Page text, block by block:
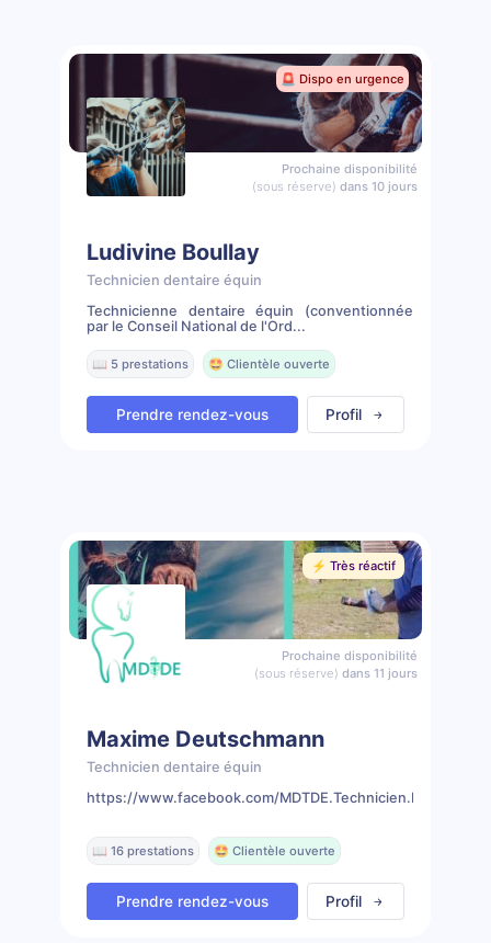
🚨 Dispo en urgence
Prochaine disponibilité
(sous réserve) dans 10 jours
Ludivine Boullay
Technicien dentaire équin
Technicienne dentaire équin (conventionnée
par le Conseil National de l'Ord...
📖 5 prestations 🤩 Clientèle ouverte
Prendre rendez-vous Profil
⚡️ Très réactif
Prochaine disponibilité
(sous réserve) dans 11 jours
Maxime Deutschmann
Technicien dentaire équin
https://www.facebook.com/
📖 16 prestations 🤩 Clientèle ouverte
Prendre rendez-vous Profil